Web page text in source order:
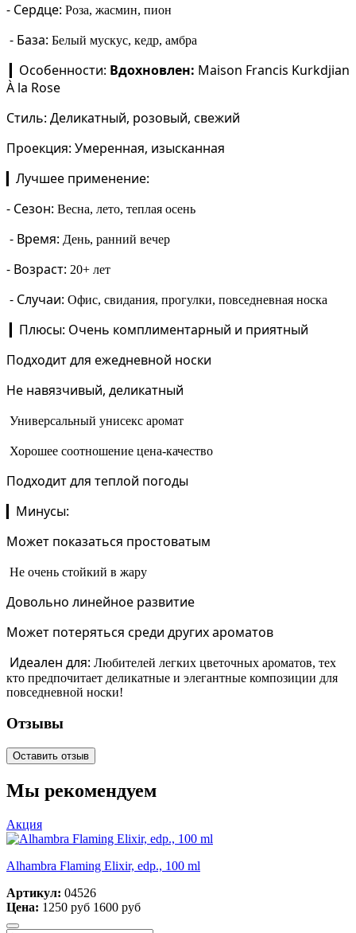
- Сердце: Роза, жасмин, пион
- База: Белый мускус, кедр, амбра
Особенности: Вдохновлен: Maison Francis Kurkdjian
À la Rose
Стиль: Деликатный, розовый, свежий
Проекция: Умеренная, изысканная
Лучшее применение:
- Сезон: Весна, лето, теплая осень
- Время: День, ранний вечер
- Возраст: 20+ лет
- Случаи: Офис, свидания, прогулки, повседневная носка
Плюсы: Очень комплиментарный и приятный
Подходит для ежедневной носки
Не навязчивый, деликатный
Универсальный унисекс аромат
Хорошее соотношение цена-качество
Подходит для теплой погоды
Минусы:
Может показаться простоватым
Не очень стойкий в жару
Довольно линейное развитие
Может потеряться среди других ароматов
Идеален для: Любителей легких цветочных ароматов, тех
кто предпочитает деликатные и элегантные композиции для
повседневной носки!
Отзывы
Оставить отзыв
Мы рекомендуем
Акция
Alhambra Flaming Elixir, edp., 100 ml
Артикул: 04526
Цена: 1250 руб 1600 руб